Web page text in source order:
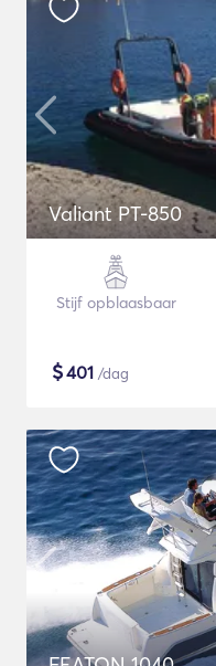
Valiant PT-850
Stijf opblaasbaar
$401 /dag